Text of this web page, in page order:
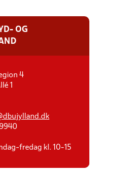
OG
4
1
fredag kl. 10-15